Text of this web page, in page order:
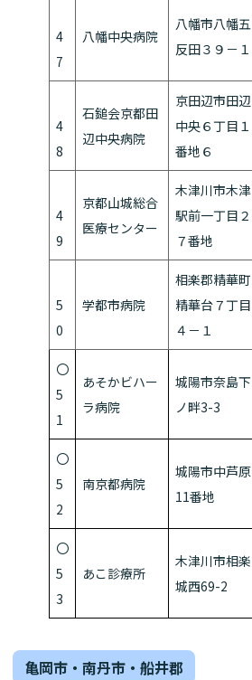
4
7
八幡中央病院
八幡市八幡五
反田３９－１
4
8
石鎚会京都田
辺中央病院
京田辺市田辺
中央６丁目１
番地６
4
9
京都山城総合
医療センター
木津川市木津
駅前一丁目２
７番地
5
0
学都市病院
相楽郡精華町
精華台７丁目
４－１
〇
5
1
あそかビハー
ラ病院
城陽市奈島下
ノ畔3-3
〇
5
2
南京都病院
城陽市中芦原
11番地
〇
5
3
あこ診療所
木津川市相楽
城西69-2
亀岡市・南丹市・船井郡